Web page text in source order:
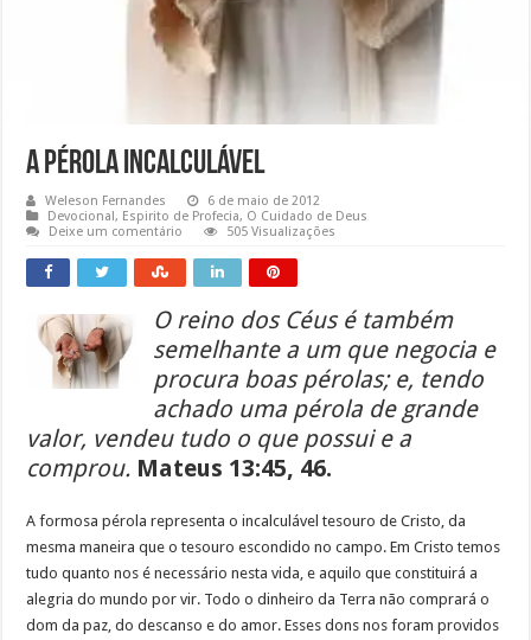
A pérola incalculável
Weleson Fernandes
6 de maio de 2012
Devocional, Espirito de Profecia, O Cuidado de Deus
Deixe um comentário
505 Visualizações
O reino dos Céus é também
semelhante a um que negocia e
procura boas pérolas; e, tendo
achado uma pérola de grande
valor, vendeu tudo o que possui e a
comprou. Mateus 13:45, 46.
A formosa pérola representa o incalculável tesouro de Cristo, da
mesma maneira que o tesouro escondido no campo. Em Cristo temos
tudo quanto nos é necessário nesta vida, e aquilo que constituirá a
alegria do mundo por vir. Todo o dinheiro da Terra não comprará o
dom da paz, do descanso e do amor. Esses dons nos foram providos